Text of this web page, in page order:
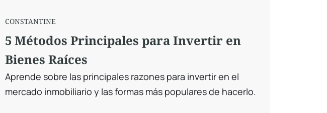
CONSTANTINE
5 Métodos Principales para Invertir en
Bienes Raíces
Aprende sobre las principales razones para invertir en el
mercado inmobiliario y las formas más populares de hacerlo.